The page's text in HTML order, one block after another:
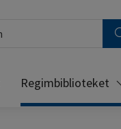
Regimbiblioteket